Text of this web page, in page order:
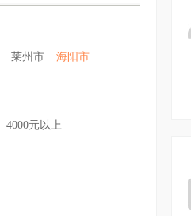
莱州市
海阳市
4000元以上